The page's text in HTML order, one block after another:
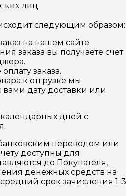
лиц
следующим образом:
на нашем сайте
заказа вы получаете счет
заказа.
к отгрузке мы
вами дату доставки или
дней с
переводом или
доступны для
до Покупателя,
денежных средств на
срок зачисления 1-3